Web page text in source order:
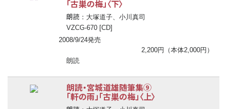
「古巣の梅」〈下〉
朗読 ：大塚道子、小川真司
VZCG-670 [CD]
2008/9/24発売
2,200円（本体2,000円）
朗読
朗読・宮城道雄随筆集⑨
「軒の雨」「古巣の梅」〈上〉